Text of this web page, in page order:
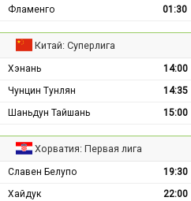
Фламенго
01:30
Китай: Суперлига
Хэнань 14:00
Чунцин Тунлян
14:35
Шаньдун Тайшань
15:00
Хорватия: Первая лига
Славен Белупо 19:30
Хайдук
22:00